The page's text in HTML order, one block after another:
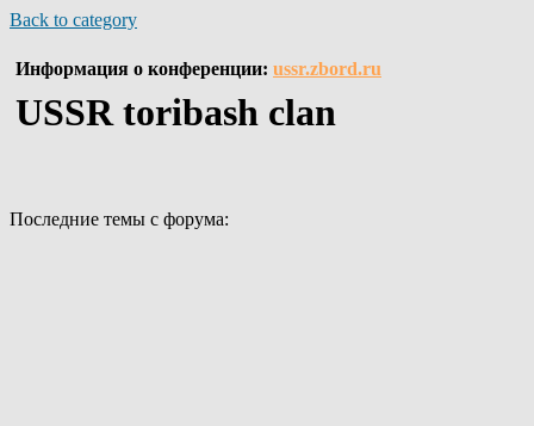
Back to category
Информация о конференции: ussr.zbord.ru
USSR toribash clan
Последние темы с форума: